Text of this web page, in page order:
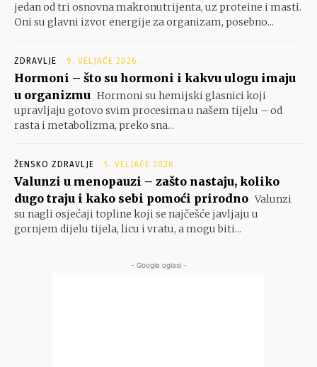
jedan od tri osnovna makronutrijenta, uz proteine i masti.
Oni su glavni izvor energije za organizam, posebno...
ZDRAVLJE 9. VELJAČE 2026.
Hormoni – što su hormoni i kakvu ulogu imaju
u organizmu Hormoni su hemijski glasnici koji
upravljaju gotovo svim procesima u našem tijelu – od
rasta i metabolizma, preko sna...
ŽENSKO ZDRAVLJE 5. VELJAČE 2026.
Valunzi u menopauzi – zašto nastaju, koliko
dugo traju i kako sebi pomoći prirodno Valunzi
su nagli osjećaji topline koji se najčešće javljaju u
gornjem dijelu tijela, licu i vratu, a mogu biti...
- Google oglasi -